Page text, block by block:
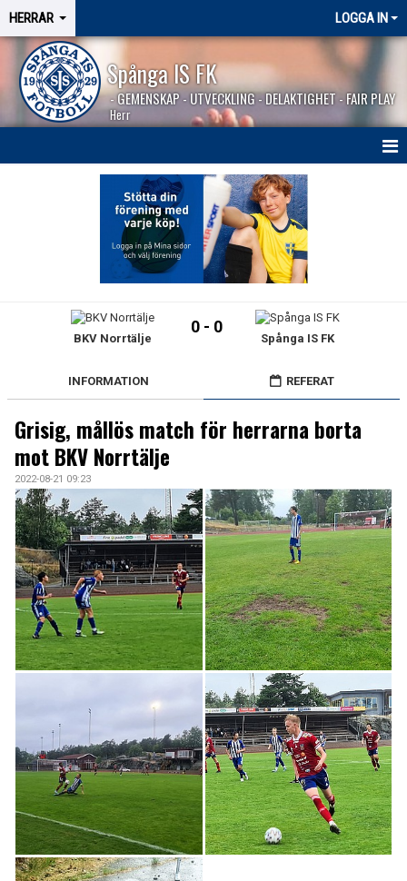
HERRAR LOGGA IN
Spånga IS FK
- GEMENSKAP - UTVECKLING - DELAKTIGHET - FAIR PLAY
Herr
BILDGALLERI
ARKIV 2024-23
ARKIV 2022-20
ARKIV 2019-17
DOKUMENT
KONTAKT
BKV Norrtälje
0 - 0
Spånga IS FK
INFORMATION REFERAT
Grisig, mållös match för herrarna borta
mot BKV Norrtälje
2022-08-21 09:23